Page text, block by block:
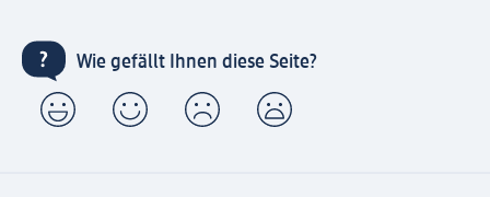
Wie gefällt Ihnen diese Seite?